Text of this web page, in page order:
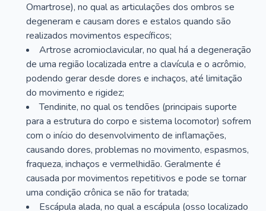
Omartrose), no qual as articulações dos ombros se
degeneram e causam dores e estalos quando são
realizados movimentos específicos;
Artrose acromioclavicular, no qual há a degeneração
de uma região localizada entre a clavícula e o acrômio,
podendo gerar desde dores e inchaços, até limitação
do movimento e rigidez;
Tendinite, no qual os tendões (principais suporte
para a estrutura do corpo e sistema locomotor) sofrem
com o início do desenvolvimento de inflamações,
causando dores, problemas no movimento, espasmos,
fraqueza, inchaços e vermelhidão. Geralmente é
causada por movimentos repetitivos e pode se tornar
uma condição crônica se não for tratada;
Escápula alada, no qual a escápula (osso localizado